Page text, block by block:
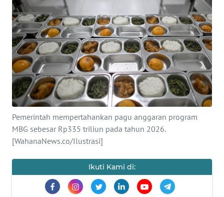
Pemerintah mempertahankan pagu anggaran program
MBG sebesar Rp335 triliun pada tahun 2026.
[WahanaNews.co/Ilustrasi]
Ikuti Kami di:
SAINS-TEKNO
KESEHATAN
INTERNASIONAL
SERBA-SERBI
PENDIDIKAN
OLAHRAGA
OPINI